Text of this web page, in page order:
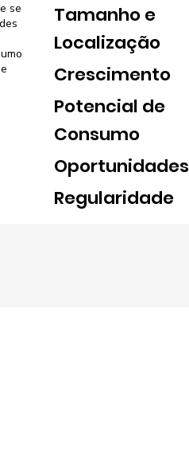
se
Tamanho e
Localização
Crescimento
Potencial de
Consumo
Oportunidades
Regularidade